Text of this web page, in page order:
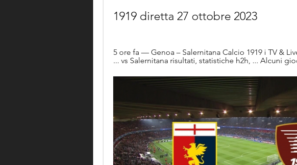
1919 diretta 27 ottobre 2023
5 ore fa — Genoa – Salernitana Calcio 1919 i TV &
... vs Salernitana risultati, statistiche h2h, ... Alcuni